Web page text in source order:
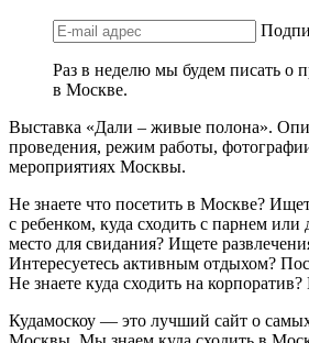
Раз в неделю мы будем писать о
в Москве.
Выставка «Дали – живые полона».
проведения, режим работы,
мероприятиях Москвы.
Не знаете что посетить в Москве?
с ребенком, куда сходить с парнем
место для свидания? Ищете
Интересуетесь активным отдыхом?
Не знаете куда сходить на
Кудамоскоу — это лучший сайт о